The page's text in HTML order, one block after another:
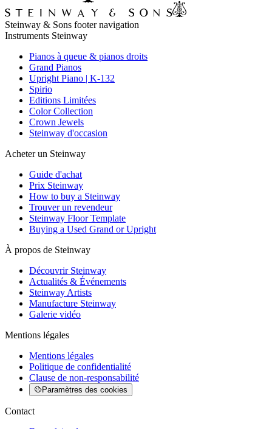
Steinway & Sons footer navigation
Instruments Steinway
Pianos à queue & pianos droits
Grand Pianos
Upright Piano | K-132
Spirio
Editions Limitées
Color Collection
Crown Jewels
Steinway d'occasion
Acheter un Steinway
Guide d'achat
Prix Steinway
How to buy a Steinway
Trouver un revendeur
Steinway Floor Template
Buying a Used Grand or Upright
À propos de Steinway
Découvrir Steinway
Actualités & Événements
Steinway Artists
Manufacture Steinway
Galerie vidéo
Mentions légales
Mentions légales
Politique de confidentialité
Clause de non-responsabilité
Paramètres des cookies
Contact